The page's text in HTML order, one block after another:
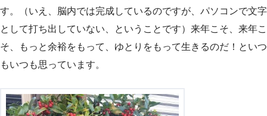
す。（いえ、脳内では完成しているのですが、パソコンで文字
として打ち出していない、ということです）来年こそ、来年こ
そ、もっと余裕をもって、ゆとりをもって生きるのだ！といつ
もいつも思っています。